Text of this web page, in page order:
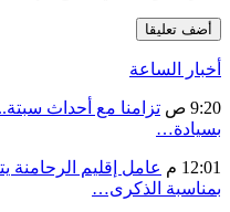
أخبار الساعة
9:20 ص
تزامنا مع أحداث
بسيادة…
12:01 م
عامل إقليم الرحامنة
بمناسبة الذكرى…